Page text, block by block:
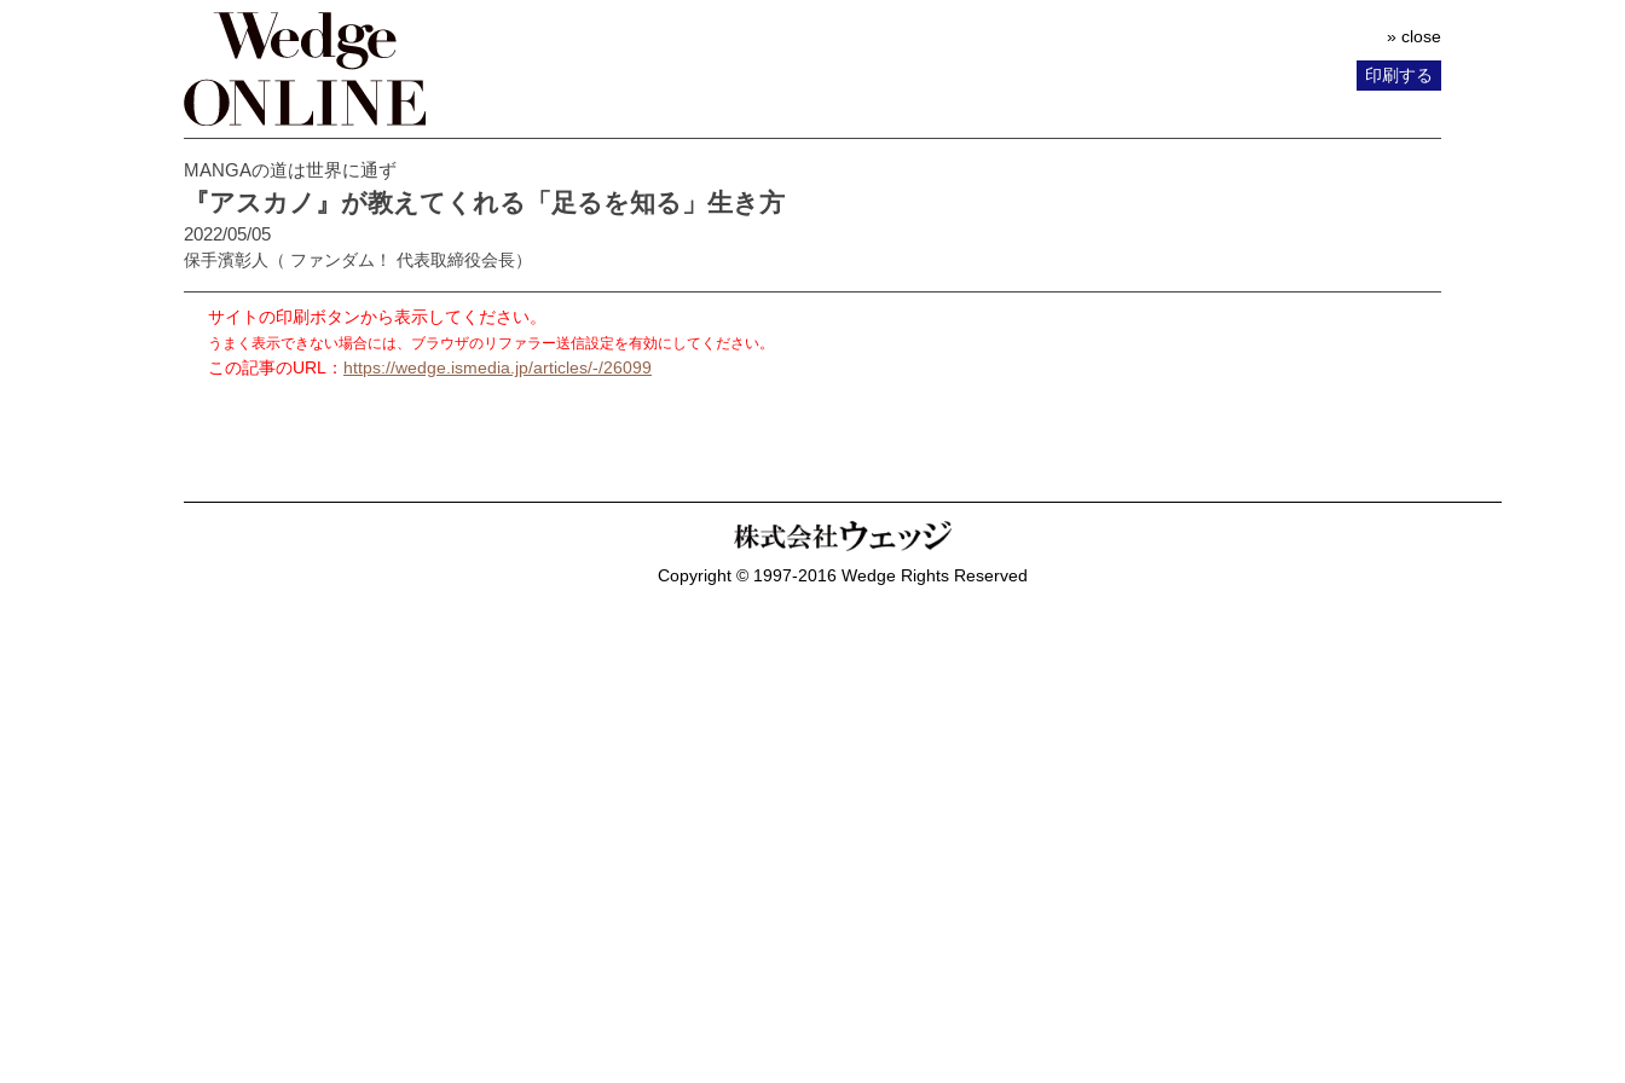
» close
印刷する
MANGAの道は世界に通ず
『アスカノ』が教えてくれる「足るを知る」生き方
2022/05/05
保手濱彰人 （ ファンダム！ 代表取締役会長）
サイトの印刷ボタンから表示してください。
うまく表示できない場合には、ブラウザのリファラー送信設定を有効にしてください。
この記事のURL： https://wedge.ismedia.jp/articles/-/26099
Copyright © 1997-2016 Wedge Rights Reserved